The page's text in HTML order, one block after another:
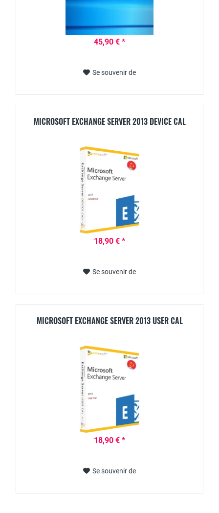
45,90 € *
Se souvenir de
MICROSOFT EXCHANGE SERVER 2013 DEVICE CAL
18,90 € *
Se souvenir de
MICROSOFT EXCHANGE SERVER 2013 USER CAL
18,90 € *
Se souvenir de